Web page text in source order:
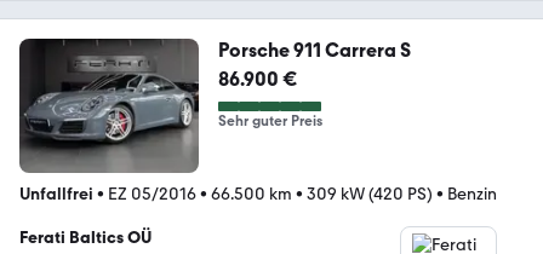
Porsche 911 Carrera S
86.900 €
Sehr guter Preis
Unfallfrei • EZ 05/2016• 66.500 km • 309 kW (420 PS) • Benzin
Ferati Baltics OÜ